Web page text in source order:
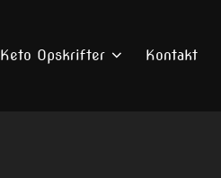
Keto Opskrifter Kontakt